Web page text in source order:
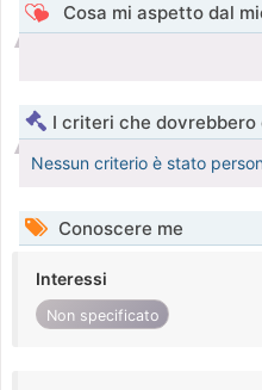
Cosa mi aspetto dal
I criteri che
Nessun criterio è stato
Conoscere me
Interessi
Non specificato